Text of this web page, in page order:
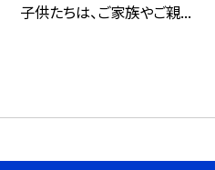
子供たちは、ご家族やご親...